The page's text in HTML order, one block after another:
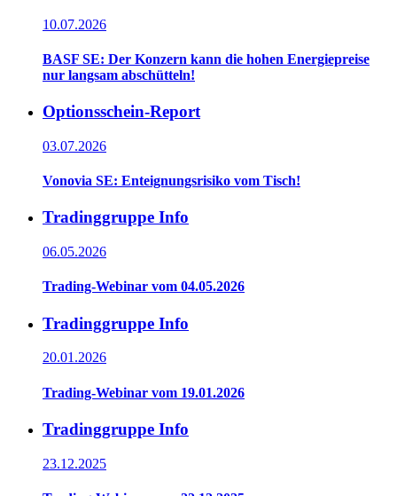
10.07.2026
BASF SE: Der Konzern kann die hohen Energiepreise
nur langsam abschütteln!
Optionsschein-Report
03.07.2026
Vonovia SE: Enteignungsrisiko vom Tisch!
Tradinggruppe Info
06.05.2026
Trading-Webinar vom 04.05.2026
Tradinggruppe Info
20.01.2026
Trading-Webinar vom 19.01.2026
Tradinggruppe Info
23.12.2025